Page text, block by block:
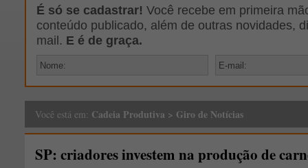
É só se cadastrar! Você recebe em primeira
conteúdo publicado, além de outras novidades,
mail. E é de graça.
Você está em: Cadeia Produtiva > Giro de Notícias
SP: criadores investem na produção de